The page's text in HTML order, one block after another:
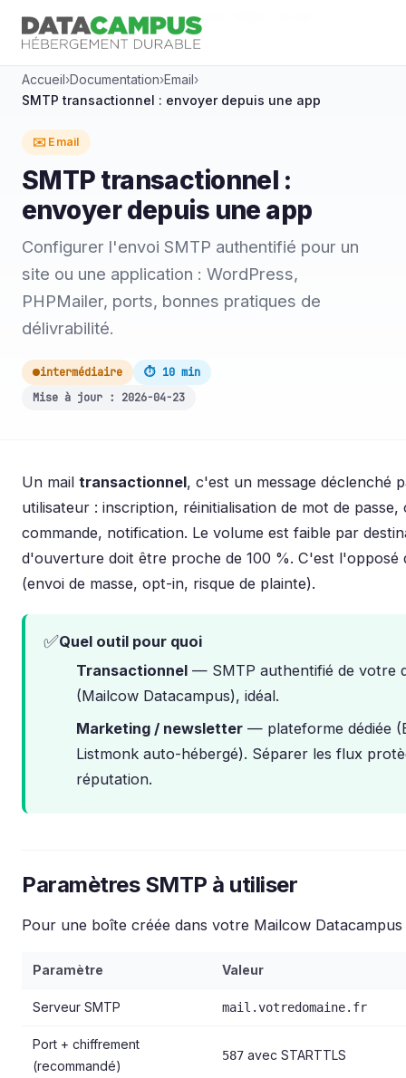
Accueil SMTP transactionnel : envoyer depuis une app
Accueil›Documentation›Email›
SMTP transactionnel : envoyer depuis une app
✉️ Email
SMTP transactionnel :
envoyer depuis une app
Configurer l'envoi SMTP authentifié pour un
site ou une application : WordPress,
PHPMailer, ports, bonnes pratiques de
délivrabilité.
intermédiaire
⏱ 10 min
Mise à jour : 2026-04-23
Un mail transactionnel, c'est un message déclenché
utilisateur : inscription, réinitialisation de mot de
commande, notification. Le volume est faible par
d'ouverture doit être proche de 100 %. C'est l'opposé
(envoi de masse, opt-in, risque de plainte).
✅Quel outil pour quoi
Transactionnel — SMTP authentifié de votre
(Mailcow Datacampus), idéal.
Marketing / newsletter — plateforme dédiée
Listmonk auto-hébergé). Séparer les flux
réputation.
Paramètres SMTP à utiliser
Pour une boîte créée dans votre Mailcow Datacampus
Paramètre Valeur
Serveur SMTP mail.votredomaine.fr
Port + chiffrement
(recommandé)
587 avec STARTTLS